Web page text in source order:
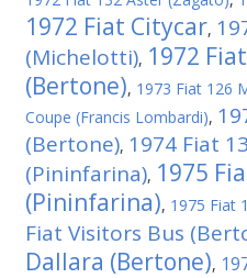
1972 Fiat Citycar,
(Michelotti), 1972
(Bertone), 1973 Fiat 126
Coupe (Francis Lombardi),
(Bertone), 1974 Fiat
(Pininfarina), 1975
(Pininfarina), 1975 Fiat
Fiat Visitors Bus
Dallara (Bertone),